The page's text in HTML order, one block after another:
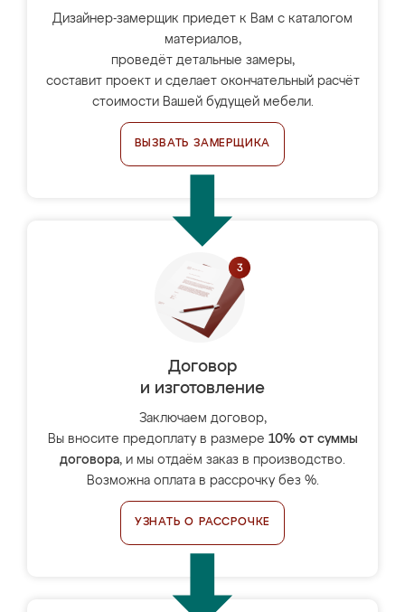
Дизайнер-замерщик приедет к Вам с каталогом
материалов,
проведёт детальные замеры,
составит проект и сделает окончательный расчёт
стоимости Вашей будущей мебели.
ВЫЗВАТЬ ЗАМЕРЩИКА
Договор
и изготовление
Заключаем договор,
Вы вносите предоплату в размере 10% от суммы
договора, и мы отдаём заказ в производство.
Возможна оплата в рассрочку без %.
УЗНАТЬ О РАССРОЧКЕ